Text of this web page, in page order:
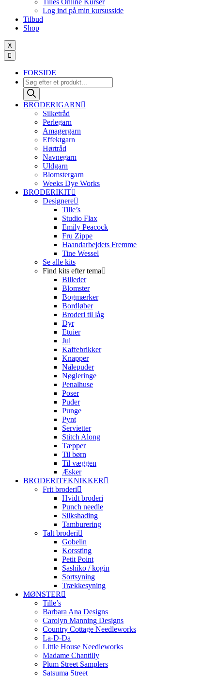
antal
Tilles Online Kurser
Log ind på min kursusside
Tilbud
Shop
X
FORSIDE
Products
search
BRODERIGARN
Silketråd
Perlegarn
Amagergarn
Effektgarn
Hørtråd
Navnegarn
Uldgarn
Blomstergarn
Weeks Dye Works
BRODERIKIT
Designere
Tille’s
Studio Flax
Emily Peacock
Fru Zippe
Haandarbejdets Fremme
Tine Wessel
Se alle kits
Find kits efter tema
Billeder
Blomster
Bogmærker
Bordløber
Broderi til låg
Dyr
Etuier
Jul
Kaffebrikker
Knapper
Nålepuder
Nøgleringe
Penalhuse
Poser
Puder
Punge
Pynt
Servietter
Stitch Along
Tæpper
Til børn
Til væggen
Æsker
BRODERITEKNIKKER
Frit broderi
Hvidt broderi
Punch needle
Silkshading
Tamburering
Talt broderi
Gobelin
Korssting
Petit Point
Sashiko / kogin
Sortsyning
Trækkesyning
MØNSTER
Tille’s
Barbara Ana Designs
Carolyn Manning Designs
Country Cottage Needleworks
La-D-Da
Little House Needleworks
Madame Chantilly
Plum Street Samplers
Satsuma Street